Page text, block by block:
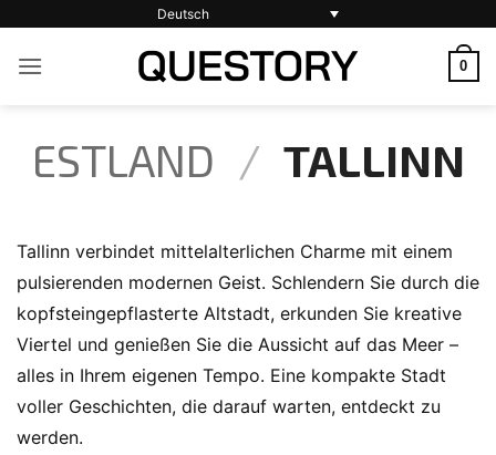
springen
Deutsch
0
ESTLAND / TALLINN
Tallinn verbindet mittelalterlichen Charme mit einem
pulsierenden modernen Geist. Schlendern Sie durch die
kopfsteingepflasterte Altstadt, erkunden Sie kreative
Viertel und genießen Sie die Aussicht auf das Meer –
alles in Ihrem eigenen Tempo. Eine kompakte Stadt
voller Geschichten, die darauf warten, entdeckt zu
werden.